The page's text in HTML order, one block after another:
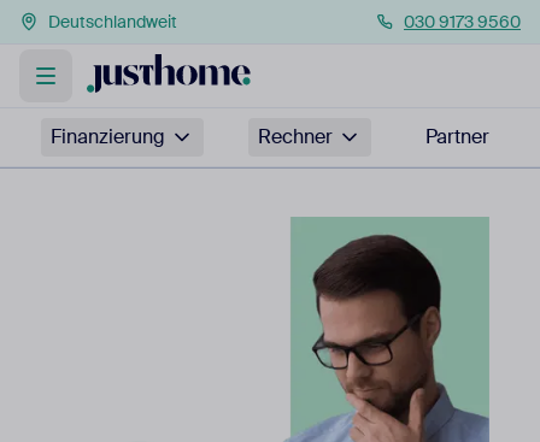
Deutschlandweit 030 9173 9560
Finanzierung Rechner Partner